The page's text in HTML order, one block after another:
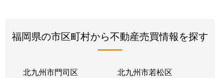
福岡県の市区町村から不動産売買情報を探す
北九州市門司区 北九州市若松区